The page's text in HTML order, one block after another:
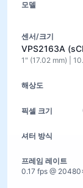
VPS2163A
1" (17.02 mm) |
0.17 fps @